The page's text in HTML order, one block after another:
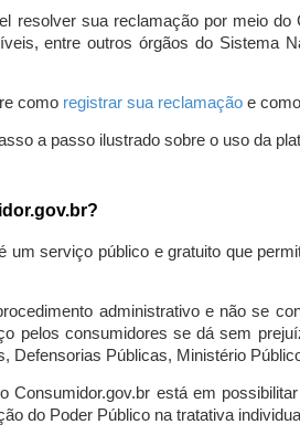
resolver sua reclamação por meio
entre outros órgãos do Sistema
como registrar sua reclamação e como
a passo ilustrado sobre o uso da
um serviço público e gratuito que
administrativo e não se
pelos consumidores se dá sem
Defensorias Públicas, Ministério
Consumidor.gov.br está em
do Poder Público na tratativa